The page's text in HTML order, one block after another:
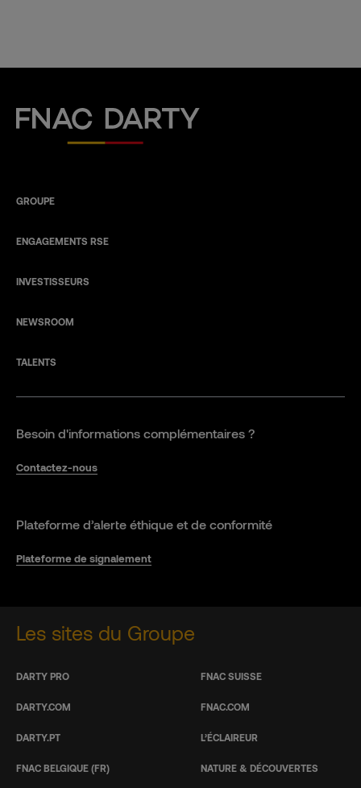
Fnac Darty
GROUPE
ENGAGEMENTS RSE
INVESTISSEURS
NEWSROOM
TALENTS
Besoin d'informations complémentaires ?
Contactez-nous
Plateforme d’alerte éthique et de conformité
Plateforme de signalement
Les sites du Groupe
DARTY PRO
DARTY.COM
DARTY.PT
FNAC BELGIQUE (FR)
FNAC SUISSE
FNAC.COM
L’ÉCLAIREUR
NATURE & DÉCOUVERTES